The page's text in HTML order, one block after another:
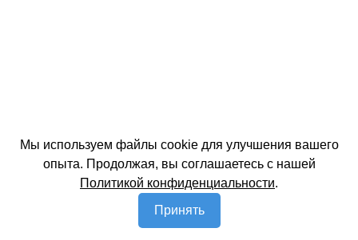
Мы используем файлы cookie для улучшения вашего
опыта. Продолжая, вы соглашаетесь с нашей
Политикой конфиденциальности.
Принять